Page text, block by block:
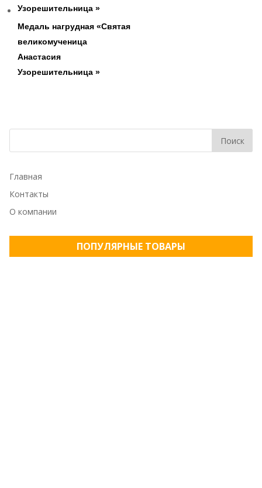
Медаль нагрудная «Святая
великомученица
Анастасия
Узорешительница »
Главная
Контакты
О компании
ПОПУЛЯРНЫЕ ТОВАРЫ